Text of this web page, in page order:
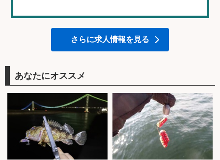
さらに求人情報を見る
あなたにオススメ